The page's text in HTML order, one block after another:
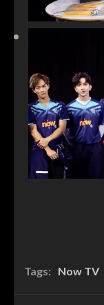
Tags: Now TV